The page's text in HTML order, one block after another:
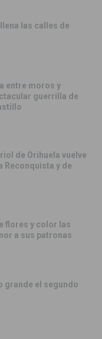
las calles de
entre moros y
guerrilla de
de Orihuela vuelve
Reconquista y de
flores y color las
a sus patronas
grande el segundo